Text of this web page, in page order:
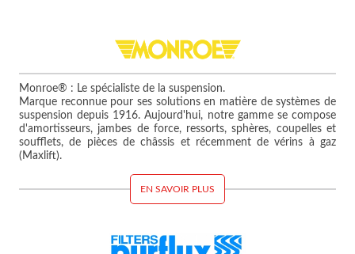
Monroe® : Le spécialiste de la suspension.
Marque reconnue pour ses solutions en matière de systèmes de
suspension depuis 1916. Aujourd'hui, notre gamme se compose
d'amortisseurs, jambes de force, ressorts, sphères, coupelles et
soufflets, de pièces de châssis et récemment de vérins à gaz
(Maxlift).
EN SAVOIR PLUS